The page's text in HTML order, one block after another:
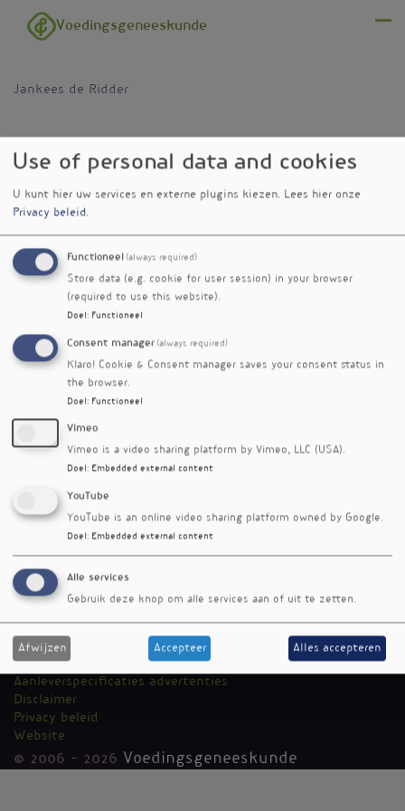
Overslaan en naar de inhoud gaan
Voedingsgeneeskunde
Jankees de Ridder
RSS-feed
Kantoormenu
Voedingsgeneeskunde
Media Medica
Adverteren
Aanleverspecificaties advertenties
Disclaimer
Privacy beleid
Website
© 2006 - 2026 Voedingsgeneeskunde
Use of personal data and cookies
U kunt hier uw services en externe plugins kiezen. Lees hier onze
Privacy beleid.
Functioneel (always required)
Store data (e.g. cookie for user session) in your browser
(required to use this website).
Doel : Functioneel
Consent manager (always required)
Klaro! Cookie & Consent manager saves your consent status in
the browser.
Doel : Functioneel
Vimeo
Vimeo is a video sharing platform by Vimeo, LLC (USA).
Doel : Embedded external content
YouTube
YouTube is an online video sharing platform owned by Google.
Doel : Embedded external content
Alle services
Gebruik deze knop om alle services aan of uit te zetten.
Afwijzen Accepteer Alles accepteren